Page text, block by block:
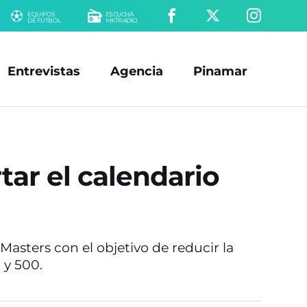
EQUIPOS
DE FÚTBOL
ESCUCHÁ
MKTRADIO
Entrevistas Agencia Pinamar
el calendario
con el objetivo de reducir la
500.